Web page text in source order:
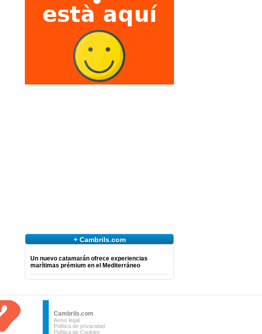
+ Cambrils.com
Un nuevo catamarán ofrece experiencias
marítimas prémium en el Mediterráneo
Cambrils.com
Aviso legal
Política de privacidad
Política de Cookies